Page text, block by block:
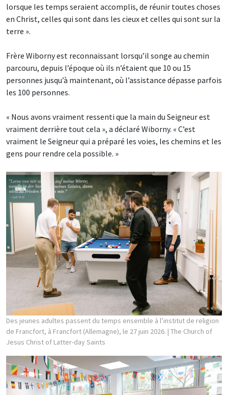
lorsque les temps seraient accomplis, de réunir toutes choses
en Christ, celles qui sont dans les cieux et celles qui sont sur la
terre ».
Frère Wiborny est reconnaissant lorsqu’il songe au chemin
parcouru, depuis l’époque où ils n’étaient que 10 ou 15
personnes jusqu’à maintenant, où l’assistance dépasse parfois
les 100 personnes.
« Nous avons vraiment ressenti que la main du Seigneur est
vraiment derrière tout cela », a déclaré Wiborny. « C’est
vraiment le Seigneur qui a préparé les voies, les chemins et les
gens pour rendre cela possible. »
Des jeunes adultes passent du temps ensemble à l’institut de religion
de Francfort, à Francfort (Allemagne), le 27 juin 2026. | The Church of
Jesus Christ of Latter-day Saints